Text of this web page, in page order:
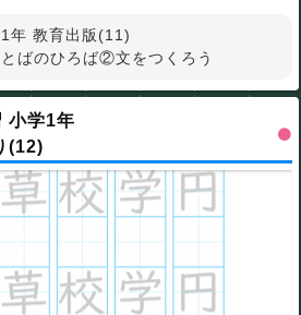
年 教育出版(11)
ばのひろば②文をつくろう
小学1年
(12)